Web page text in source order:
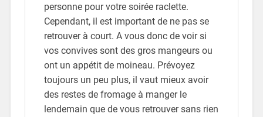
personne pour votre soirée raclette.
Cependant, il est important de ne pas se
retrouver à court. A vous donc de voir si
vos convives sont des gros mangeurs ou
ont un appétit de moineau. Prévoyez
toujours un peu plus, il vaut mieux avoir
des restes de fromage à manger le
lendemain que de vous retrouver sans rien